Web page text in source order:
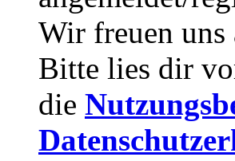
Wir freuen
Bitte lies dir
die